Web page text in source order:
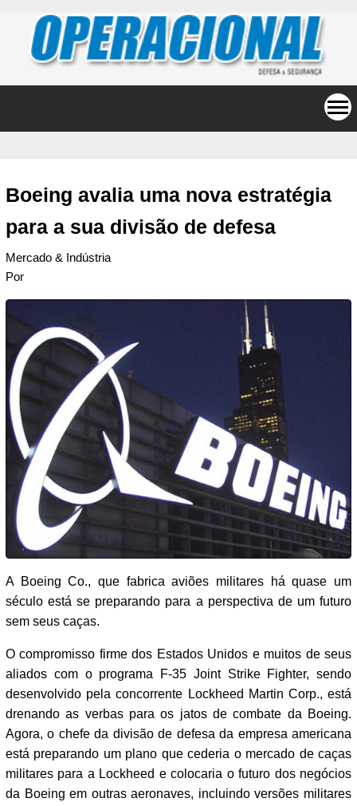
Boeing avalia uma nova estratégia
para a sua divisão de defesa
Mercado & Indústria
Por
A Boeing Co., que fabrica aviões militares há quase um
século está se preparando para a perspectiva de um futuro
sem seus caças.
O compromisso firme dos Estados Unidos e muitos de seus
aliados com o programa F-35 Joint Strike Fighter, sendo
desenvolvido pela concorrente Lockheed Martin Corp., está
drenando as verbas para os jatos de combate da Boeing.
Agora, o chefe da divisão de defesa da empresa americana
está preparando um plano que cederia o mercado de caças
militares para a Lockheed e colocaria o futuro dos negócios
da Boeing em outras aeronaves, incluindo versões militares